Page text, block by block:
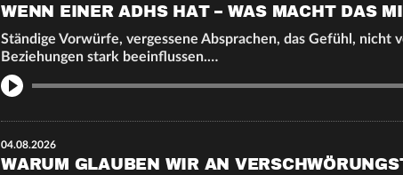
WENN EINER ADHS HAT – WAS MACHT DAS
Ständige Vorwürfe, vergessene Absprachen, das Gefühl, nicht
Beziehungen stark beeinflussen.…
04.08.2026
WARUM GLAUBEN WIR AN